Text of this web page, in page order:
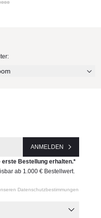
ganz in Ruhe in
ANMELDEN
erste Bestellung erhalten.*
ab 1.000 € Bestellwert.
Datenschutzbestimmungen